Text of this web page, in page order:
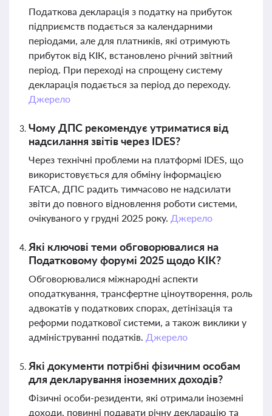
Податкова декларація з податку на прибуток
підприємств подається за календарними
періодами, але для платників, які отримують
прибуток від КІК, встановлено річний звітний
період. При переході на спрощену систему
декларація подається за період до переходу.
Джерело
Чому ДПС рекомендує утриматися від
надсилання звітів через IDES?
Через технічні проблеми на платформі IDES, що
використовується для обміну інформацією
FATCA, ДПС радить тимчасово не надсилати
звіти до повного відновлення роботи системи,
очікуваного у грудні 2025 року. Джерело
Які ключові теми обговорювалися на
Податковому форумі 2025 щодо КІК?
Обговорювалися міжнародні аспекти
оподаткування, трансфертне ціноутворення, роль
адвокатів у податкових спорах, детінізація та
реформи податкової системи, а також виклики у
адмініструванні податків. Джерело
Які документи потрібні фізичним особам
для декларування іноземних доходів?
Фізичні особи-резиденти, які отримали іноземні
доходи, повинні подавати річну декларацію та